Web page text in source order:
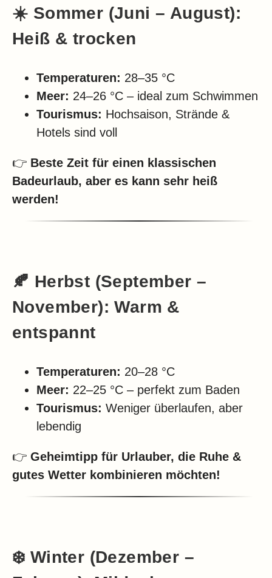
☀️ Sommer (Juni – August):
Heiß & trocken
Temperaturen: 28–35 °C
Meer: 24–26 °C – ideal zum Schwimmen
Tourismus: Hochsaison, Strände &
Hotels sind voll
👉 Beste Zeit für einen klassischen
Badeurlaub, aber es kann sehr heiß
werden!
🍂 Herbst (September –
November): Warm &
entspannt
Temperaturen: 20–28 °C
Meer: 22–25 °C – perfekt zum Baden
Tourismus: Weniger überlaufen, aber
lebendig
👉 Geheimtipp für Urlauber, die Ruhe &
gutes Wetter kombinieren möchten!
❄️ Winter (Dezember –